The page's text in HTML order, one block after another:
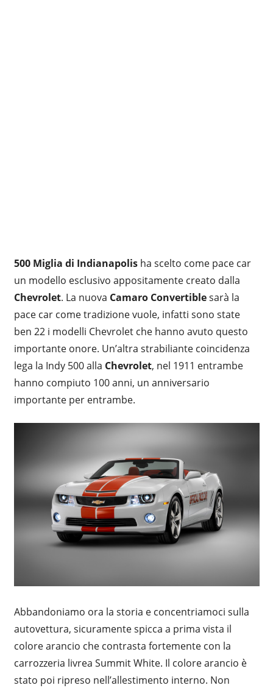
500 Miglia di Indianapolisha scelto come pace car
un modello esclusivo appositamente creato dalla
Chevrolet. La nuova Camaro Convertiblesarà la
pace car come tradizione vuole, infatti sono state
ben 22 i modelli Chevrolet che hanno avuto questo
importante onore. Un’altra strabiliante coincidenza
lega la Indy 500 alla Chevrolet, nel 1911 entrambe
hanno compiuto 100 anni, un anniversario
importante per entrambe.
Abbandoniamo ora la storia e concentriamoci sulla
autovettura, sicuramente spicca a prima vista il
colore arancio che contrasta fortemente con la
carrozzeria livrea Summit White. Il colore arancio è
stato poi ripreso nell’allestimento interno. Non